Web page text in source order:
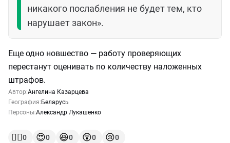
никакого послабления не будет тем, кто
нарушает закон».
Еще одно новшество — работу проверяющих
перестанут оценивать по количеству наложенных
штрафов.
Автор:Ангелина Казарцева
География: Беларусь
Персоны:Александр Лукашенко
👍🏻0 😍0 😆0 😲0 😢0